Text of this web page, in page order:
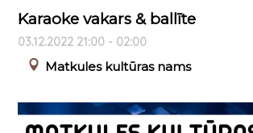
Karaoke vakars & ballīte
03.12.2022 21:00 - 02:00
Matkules kultūras nams